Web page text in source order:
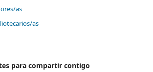
as
as
para compartir contigo